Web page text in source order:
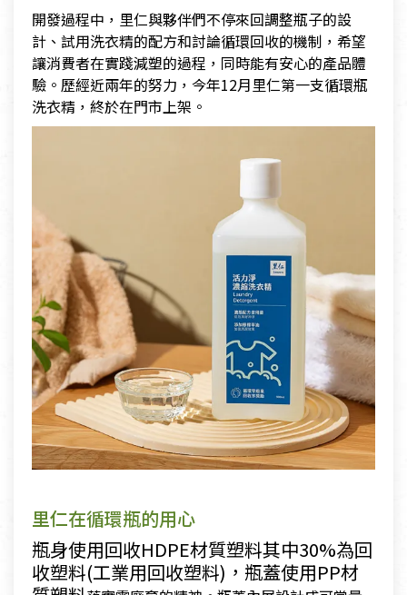
開發過程中，里仁與夥伴們不停來回調整瓶子的設
計、試用洗衣精的配方和討論循環回收的機制，希望
讓消費者在實踐減塑的過程，同時能有安心的產品體
驗。歷經近兩年的努力，今年12月里仁第一支循環瓶
洗衣精，終於在門市上架。
里仁在循環瓶的用心
瓶身使用回收HDPE材質塑料其中30%為回
收塑料(工業用回收塑料)，瓶蓋使用PP材